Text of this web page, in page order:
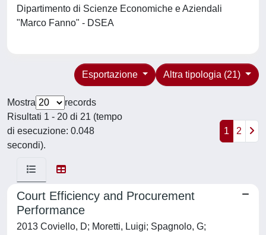
Dipartimento di Scienze Economiche e Aziendali
"Marco Fanno" - DSEA
Altra tipologia (21)
Esportazione
Mostra
records
Risultati 1 - 20 di 21 (tempo
di esecuzione: 0.048
secondi).
1 2
Court Efficiency and Procurement
Performance
2013 Coviello, D; Moretti, Luigi; Spagnolo, G;